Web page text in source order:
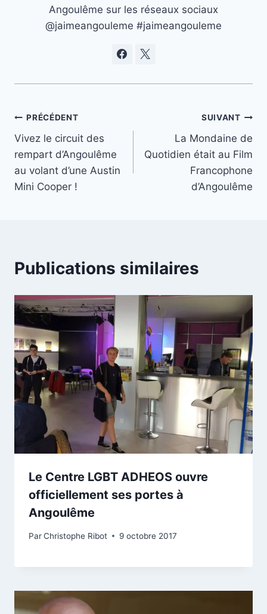
Angoulême sur les réseaux sociaux
@jaimeangouleme #jaimeangouleme
Navigation
de
l’article
PRÉCÉDENT
Vivez le circuit des
rempart d’Angoulême
au volant d’une Austin
Mini Cooper !
SUIVANT
La Mondaine de
Quotidien était au Film
Francophone
d’Angoulême
Publications similaires
Le Centre LGBT ADHEOS ouvre
officiellement ses portes à
Angoulême
ParChristophe Ribot 9 octobre 2017